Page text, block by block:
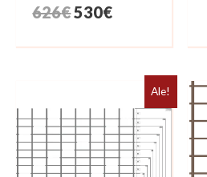
626€Alkuperäinen
oli:
530€Nykyinen
on:
530€.
Ale!